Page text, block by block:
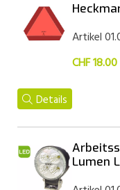
Artikel
CHF 18.00
Details
Lumen